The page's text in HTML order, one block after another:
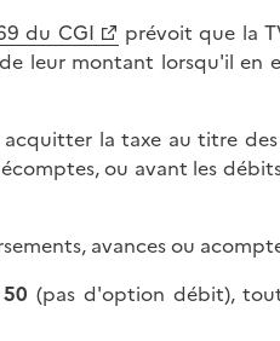
du CGI
prévoit que la
leur montant lorsqu'il
la taxe au titre
ou avant les
avances ou
(pas d'option débit),